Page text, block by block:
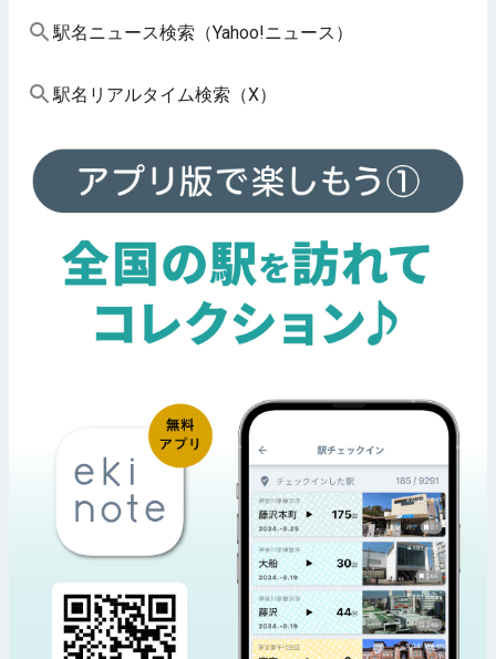
駅名ニュース検索（Yahoo!ニュース）
駅名リアルタイム検索（X）